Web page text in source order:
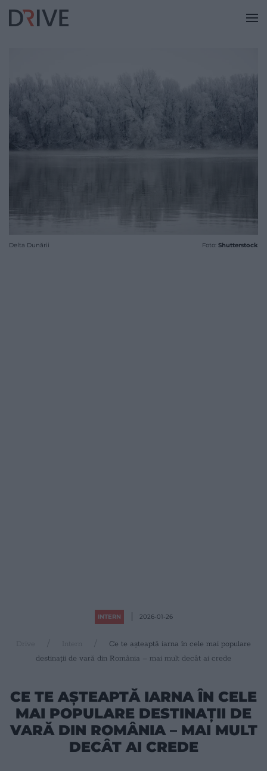
Delta Dunării Foto: Shutterstock
INTERN 2026-01-26
Drive
Ce te așteaptă iarna în cele mai populare
destinații de vară din România – mai mult decât ai crede
CE TE AȘTEAPTĂ IARNA ÎN CELE
MAI POPULARE DESTINAȚII DE
VARĂ DIN ROMÂNIA – MAI MULT
DECÂT AI CREDE